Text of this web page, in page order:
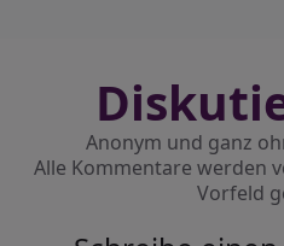
Anonym und ganz
Alle Kommentare werden
Vorfeld